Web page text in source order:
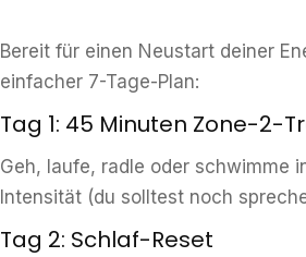
Bereit für einen Neustart deiner
einfacher 7-Tage-Plan:
Tag 1: 45 Minuten Zone-2-
Geh, laufe, radle oder schwimme
Intensität (du solltest noch
Tag 2: Schlaf-Reset